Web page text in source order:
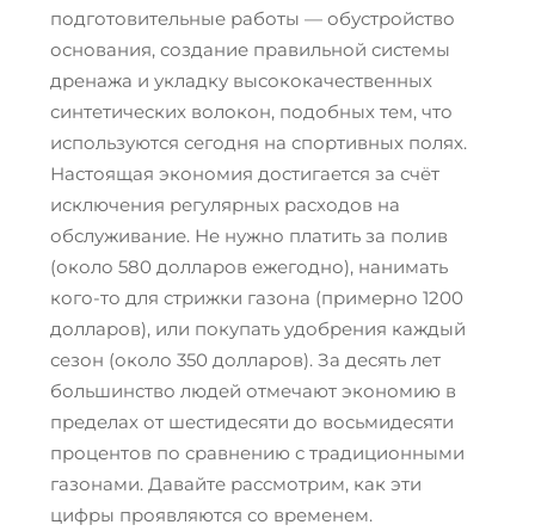
подготовительные работы — обустройство
основания, создание правильной системы
дренажа и укладку высококачественных
синтетических волокон, подобных тем, что
используются сегодня на спортивных полях.
Настоящая экономия достигается за счёт
исключения регулярных расходов на
обслуживание. Не нужно платить за полив
(около 580 долларов ежегодно), нанимать
кого-то для стрижки газона (примерно 1200
долларов), или покупать удобрения каждый
сезон (около 350 долларов). За десять лет
большинство людей отмечают экономию в
пределах от шестидесяти до восьмидесяти
процентов по сравнению с традиционными
газонами. Давайте рассмотрим, как эти
цифры проявляются со временем.